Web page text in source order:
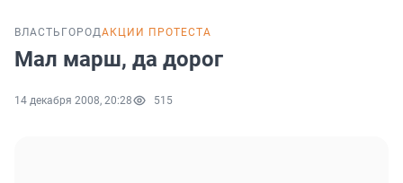
ВЛАСТЬ ГОРОДАКЦИИ ПРОТЕСТА
Мал марш, да дорог
14 декабря 2008, 20:28 515